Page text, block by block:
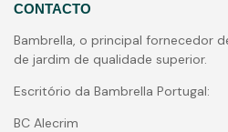
CONTACTO
Bambrella, o principal fornecedor
de jardim de qualidade superior.
Escritório da Bambrella Portugal:
BC Alecrim